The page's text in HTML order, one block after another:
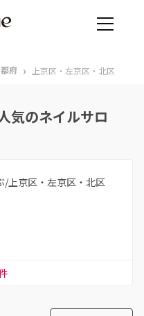
府 › 上京区・左京区・北区
気のネイルサロ
/上京区・左京区・北区